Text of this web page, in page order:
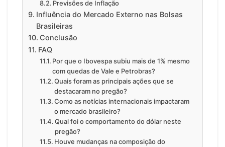
Previsões de Inflação
Influência do Mercado Externo nas Bolsas
Brasileiras
Conclusão
FAQ
Por que o Ibovespa subiu mais de 1% mesmo
com quedas de Vale e Petrobras?
Quais foram as principais ações que se
destacaram no pregão?
Como as notícias internacionais impactaram
o mercado brasileiro?
Qual foi o comportamento do dólar neste
pregão?
Houve mudanças na composição do